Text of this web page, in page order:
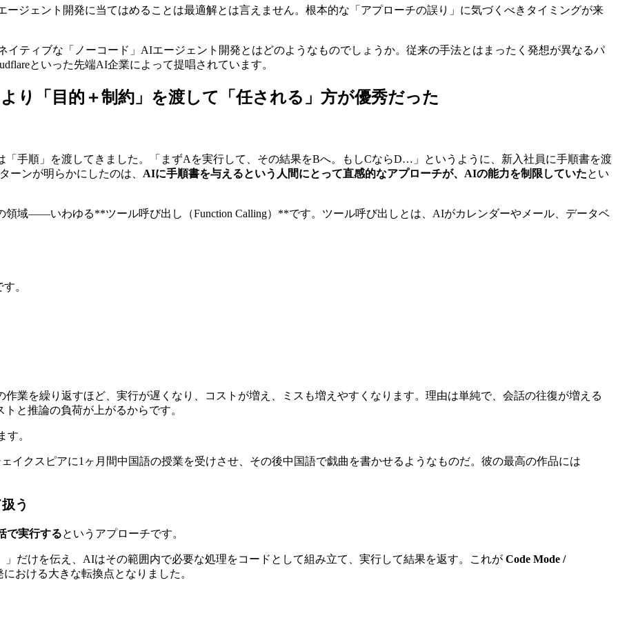
ジェント開発に当てはめることは最適解とは言えません。根本的な「アプローチの誤り」に気づくべきタイミングが来
ティブな「ノーコード」AIエージェント開発とはどのようなものでしょうか。従来の手法とはまったく発想が異なるパ
といった先端AI企業によって提唱されています。
り「目的＋制約」を渡して「任される」方が優秀だった
手順」を渡してきました。「まずAを実行して、その結果をBへ。もしCならD…」というように、新入社員に手順書を渡
ーンが明らかにしたのは、 AIに手順書を与えるという人間にとって直感的なアプローチが、AIの能力を制限していたとい
域——いわゆる**ツール呼び出し（Function Calling）**です。ツール呼び出しとは、AIがカレンダーやメール、データベ
。
業を繰り返すほど、実行が遅くなり、コストが増え、ミスも増えやすくなります。理由は単純で、会話の往復が増える
と推論の負荷が上がるからです。
す。
イクスピアに1ヶ月間中国語の授業を受けさせ、その後中国語で戯曲を書かせるようなものだ。彼の最高の作品には
う
で実行するというアプローチです。
だけを伝え、AIはその範囲内で必要な処理をコードとして組み立て、実行して結果を返す。これが Code Mode /
おける大きな転換点となりました。